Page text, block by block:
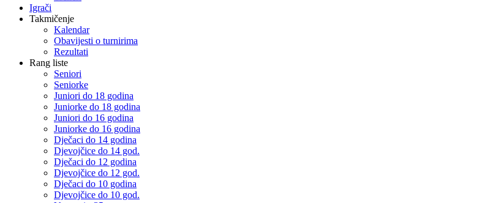
Igrači
Takmičenje
Kalendar
Obavijesti o turnirima
Rezultati
Rang liste
Seniori
Seniorke
Juniori do 18 godina
Juniorke do 18 godina
Juniori do 16 godina
Juniorke do 16 godina
Dječaci do 14 godina
Djevojčice do 14 god.
Dječaci do 12 godina
Djevojčice do 12 god.
Dječaci do 10 godina
Djevojčice do 10 god.